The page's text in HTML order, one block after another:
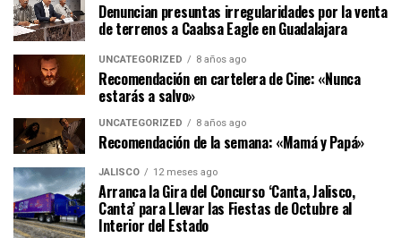
Denuncian presuntas irregularidades por la venta
de terrenos a Caabsa Eagle en Guadalajara
UNCATEGORIZED 8 años ago
Recomendación en cartelera de Cine: «Nunca
estarás a salvo»
UNCATEGORIZED 8 años ago
Recomendación de la semana: «Mamá y Papá»
JALISCO 12 meses ago
Arranca la Gira del Concurso ‘Canta, Jalisco,
Canta’ para Llevar las Fiestas de Octubre al
Interior del Estado